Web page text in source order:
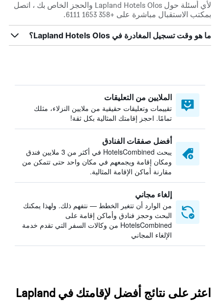
لأي أسئلة حول Lapland Hotels Olos والحجز الخاص بك ، اتصل
بمكتب الاستقبال مباشرة على +358 1653 6111.
ما هو وقت تسجيل المغادرة في Lapland Hotels Olos؟
الملايين من التعليقات
تقييمات وتعليقات حقيقية من ملايين النزلاء، مثلك
تمامًا. احجز إقامتك المثالية بكل ثقة!
أفضل صفقات الفنادق
يبحث HotelsCombined في أكثر من 3 ملايين فندق
ومكان إقامة ويجمعهم في مكان واحد حتى تتمكن من
مقارنة أماكن الإقامة المثالية.
إلغاء مجاني
من الوارد أن تتغير الخطط — نتفهم ذلك. ولهذا يمكنك
البحث وحجز فنادق وأماكن إقامة على
HotelsCombined من وكالات السفر التي تقدم خدمة
الإلغاء المجاني
اعثر على نتائج أفضل لإقامتك في Lapland